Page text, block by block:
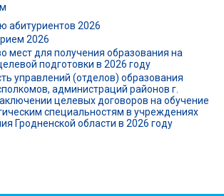
абитуриентов 2026
2026
мест для получения образования на
подготовки в 2026 году
управлений (отделов) образования
администраций районов г.
целевых договоров на обучение
специальностям в учреждениях
Гродненской области в 2026 году